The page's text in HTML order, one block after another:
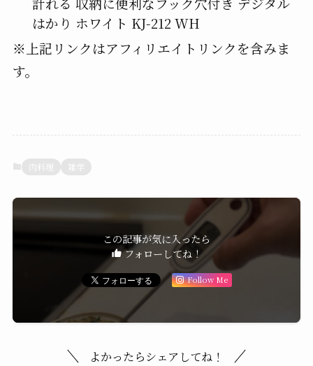
はかり ホワイト KJ-212 WH
※上記リンクはアフィリエイトリンクを含みま
す。
肉料理 雑学
この記事が気に入ったら
フォローしてね！
Follow Me
よかったらシェアしてね！